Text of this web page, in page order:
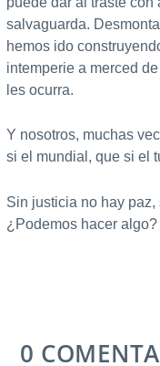
salvaguarda.
hemos ido
intemperie a merced
les ocurra.
Y nosotros, muchas
si el mundial, que si el
Sin justicia no hay
¿Podemos hacer algo?
0